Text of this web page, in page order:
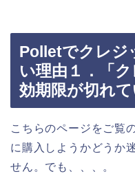
Polletでクレジ
い理由１．「
効期限が切れて
こちらのページをご覧
に購入しようかどうか
せん。でも、、、。